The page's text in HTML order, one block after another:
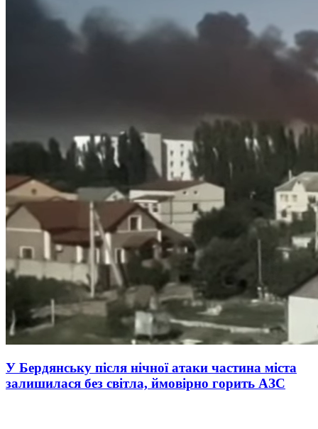
У Бердянську після нічної атаки частина міста
залишилася без світла, ймовірно горить АЗС